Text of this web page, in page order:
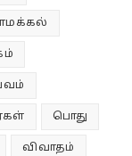
பொது
விவாதம்